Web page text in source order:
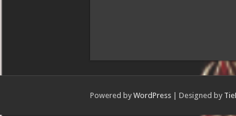
Powered by WordPress| Designed by